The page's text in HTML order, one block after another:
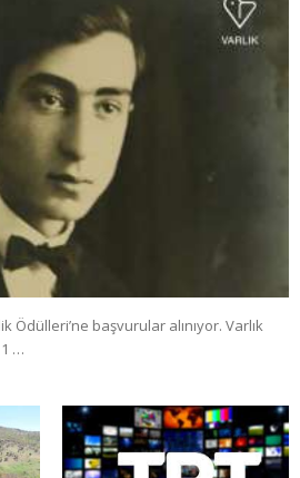
Ödülleri’ne başvurular alınıyor. Varlık
…